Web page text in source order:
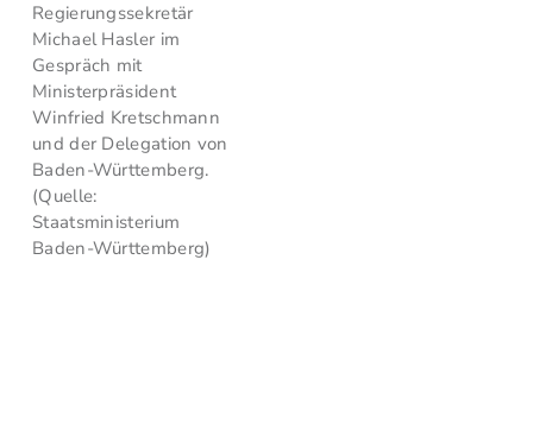
Regierungssekretär
Michael Hasler im
Gespräch mit
Ministerpräsident
Winfried Kretschmann
und der Delegation von
Baden-Württemberg.
(Quelle:
Staatsministerium
Baden-Württemberg)